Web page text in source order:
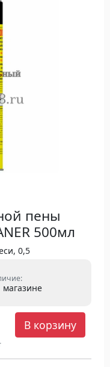
пены
500мл
0,5
магазине
В корзину